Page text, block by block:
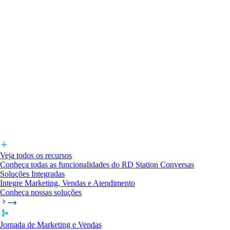
Veja todos os recursos
Conheça todas as funcionalidades do RD Station Conversas
Soluções Integradas
Integre Marketing, Vendas e Atendimento
Conheça nossas soluções
Jornada de Marketing e Vendas